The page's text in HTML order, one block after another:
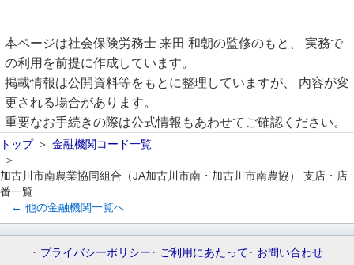
本ページは社会保険労務士 来田 和朝の監修のもと、 実務で
の利用を前提に作成しています。
掲載情報は公開資料等をもとに整理していますが、 内容が変
更される場合があります。
重要なお手続きの際は公式情報もあわせてご確認ください。
トップ 金融機関コード一覧
加古川市南農業協同組合（JA加古川市南・加古川市南農協） 支店・店
番一覧
← 他の金融機関一覧へ
プライバシーポリシー ご利用にあたって
お問い合わせ